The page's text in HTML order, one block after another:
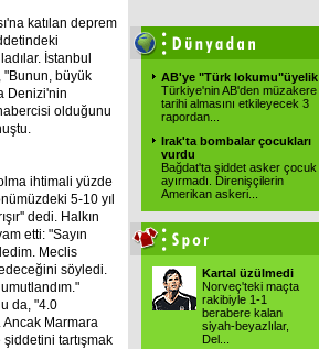
katılan deprem
İstanbul
"Bunun, büyük
Denizi'nin
olduğunu
ihtimali yüzde
5-10 yıl
dedi. Halkın
etti: "Sayın
Meclis
edeceğini söyledi.
da, "4.0
Ancak Marmara
tartışmak
AB'ye "Türk lokumu"üyelik
Türkiye'nin AB'den müzakere
tarihi almasını etkileyecek 3
rapordan
Irak'ta bombalar çocukları
vurdu
Bağdat'ta şiddet asker çocuk
ayırmadı. Direnişçilerin
Amerikan askeri
Kartal üzülmedi
Norveç'teki maçta
rakibiyle 1-1
berabere kalan
siyah-beyazlılar,
Del